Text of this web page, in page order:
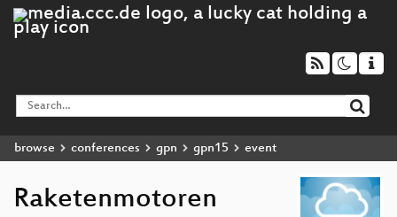
browse conferences gpn gpn15 event
Raketenmotoren